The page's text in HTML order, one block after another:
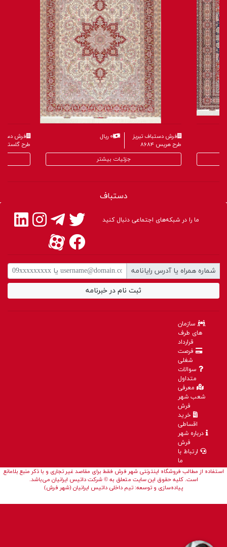
فرش
طرح گلستانی
۰ ریال
فرش دستباف تبریز
طرح هریس ۸۶۸۴
جزئیات بیشتر
دستباف
ما را در شبکه‌های اجتماعی دنبال کنید
شماره همراه یا آدرس رایانامه
ثبت نام در خبرنامه
سازمان
های طرف
قرارداد
فرصت
شغلی
سوالات
متداول
معرفی
شعب شهر
فرش
خرید
اقساطی
درباره شهر
فرش
ارتباط با
ما
استفاده از مطالب فروشگاه اینترنتی شهر فرش فقط برای مقاصد غیر تجاری و با ذکر منبع بلامانع
است. کلیه حقوق این سایت متعلق به © شرکت داتیس ایرانیان می‌باشد.
پیاده‌سازی و توسعه: تیم داخلی داتیس ایرانیان (شهر فرش)